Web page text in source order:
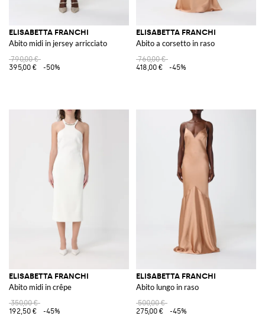
ELISABETTA FRANCHI
Abito midi in jersey arricciato
790,00 €
395,00 €
-50%
ELISABETTA FRANCHI
Abito a corsetto in raso
760,00 €
418,00 €
-45%
ELISABETTA FRANCHI
Abito midi in crêpe
350,00 €
192,50 €
-45%
ELISABETTA FRANCHI
Abito lungo in raso
500,00 €
275,00 €
-45%